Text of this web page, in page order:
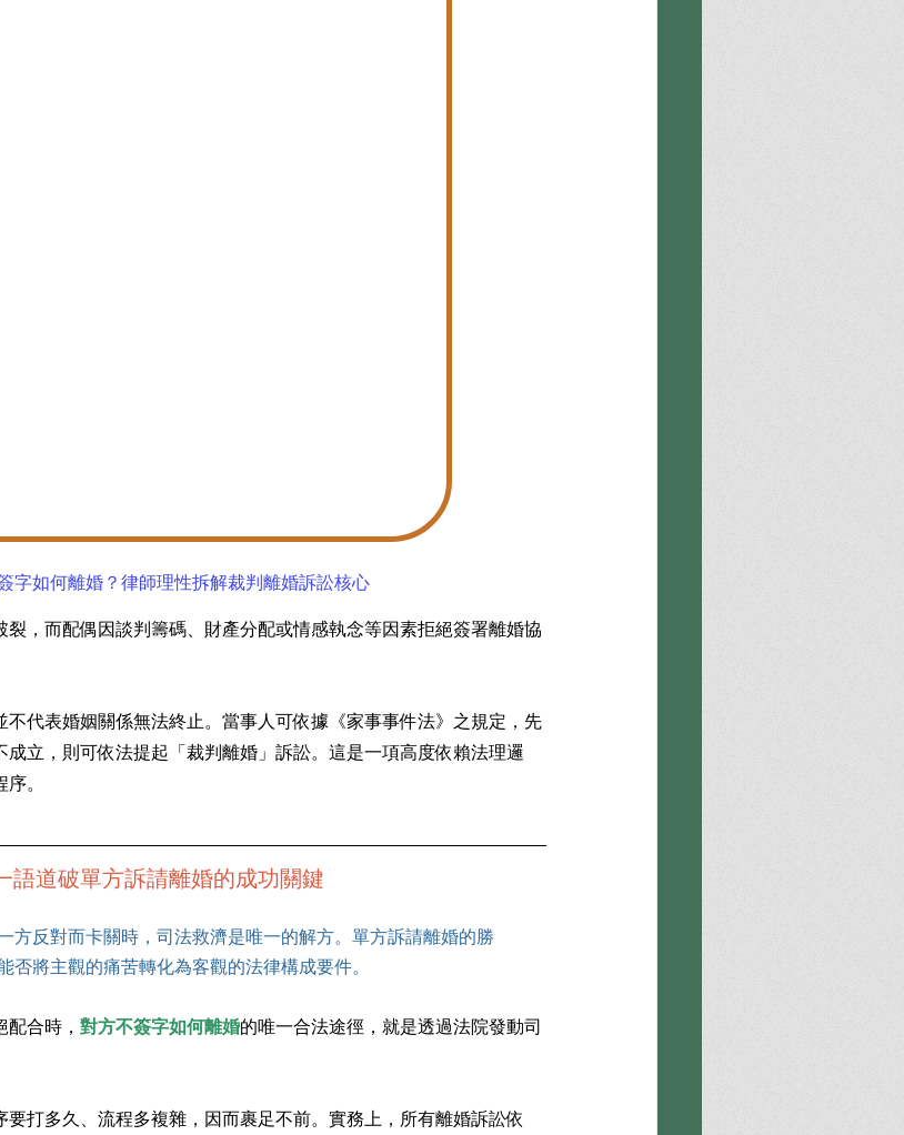
字如何離婚？律師理性拆解裁判離婚訴訟核心
，而配偶因談判籌碼、財產分配或情感執念等因素拒絕簽署離婚協
代表婚姻關係無法終止。當事人可依據《家事事件法》之規定，先
立，則可依法提起「裁判離婚」訴訟。這是一項高度依賴法理邏
。
語道破單方訴請離婚的成功關鍵
方反對而卡關時，司法救濟是唯一的解方。單方訴請離婚的勝
否將主觀的痛苦轉化為客觀的法律構成要件。
合時， 對方不簽字如何離婚的唯一合法途徑，就是透過法院發動司
打多久、流程多複雜，因而裹足不前。實務上，所有離婚訴訟依